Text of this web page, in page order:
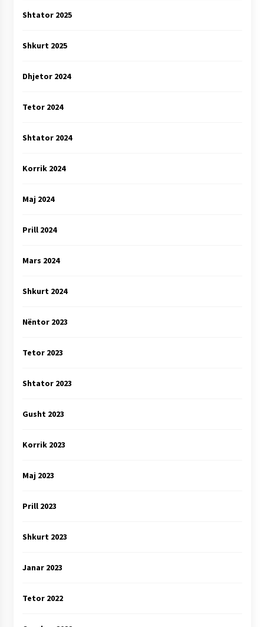
Shtator 2025
Shkurt 2025
Dhjetor 2024
Tetor 2024
Shtator 2024
Korrik 2024
Maj 2024
Prill 2024
Mars 2024
Shkurt 2024
Nëntor 2023
Tetor 2023
Shtator 2023
Gusht 2023
Korrik 2023
Maj 2023
Prill 2023
Shkurt 2023
Janar 2023
Tetor 2022